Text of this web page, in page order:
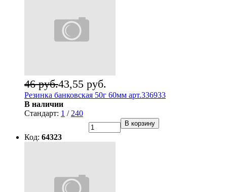
43,55 руб.
46 руб.
Резинка банковская 50г 60мм арт.336933
В наличии
Стандарт: 1 / 240
В корзину
Код: 64323